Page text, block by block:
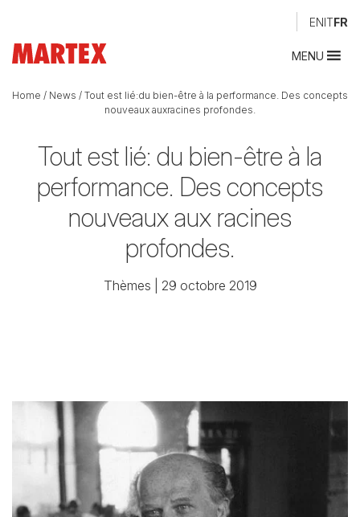
ENITFR
MENU
Home / News / Tout est lié:du bien-être à la performance. Des concepts
nouveaux auxracines profondes.
Tout est lié: du bien-être à la
performance. Des concepts
nouveaux aux racines
profondes.
Thèmes | 29 octobre 2019